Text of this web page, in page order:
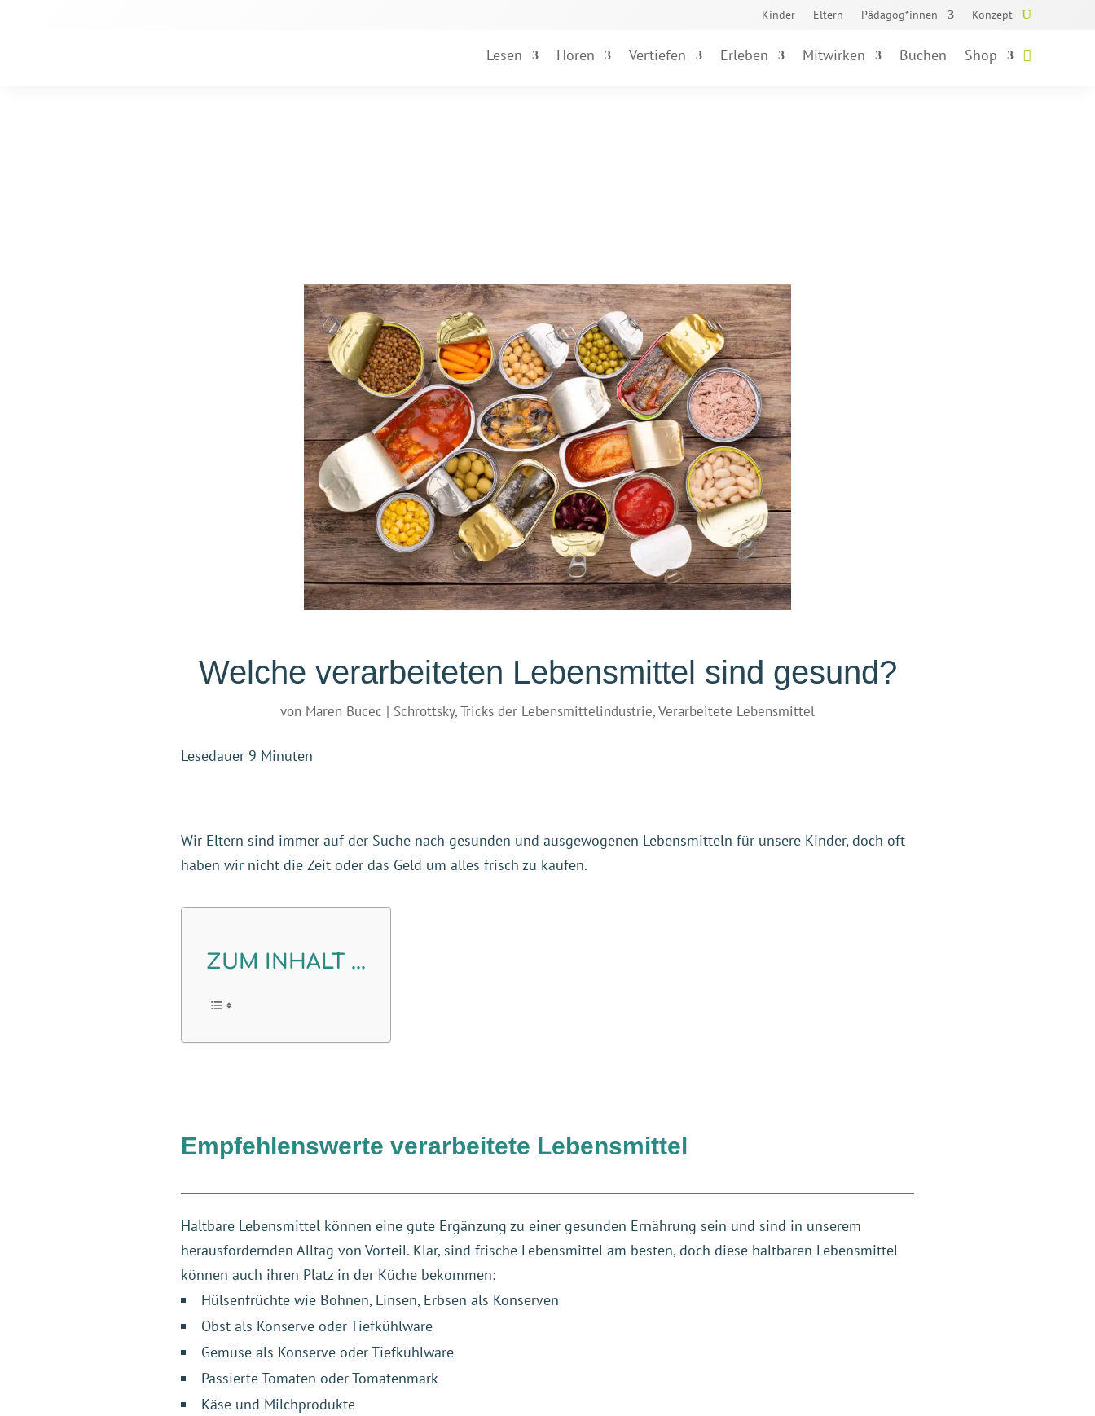
Kinder Eltern Pädagog*innen Konzept
Lesen Hören Vertiefen Erleben Mitwirken Buchen Shop
Welche verarbeiteten Lebensmittel sind gesund?
von Maren Bucec | Schrottsky,Tricks der Lebensmittelindustrie,Verarbeitete Lebensmittel
Lesedauer 9 Minuten
Wir Eltern sind immer auf der Suche nach gesunden und ausgewogenen Lebensmitteln für unsere Kinder, doch oft
haben wir nicht die Zeit oder das Geld um alles frisch zu kaufen.
ZUM INHALT ...
Empfehlenswerte verarbeitete Lebensmittel
Haltbare Lebensmittel können eine gute Ergänzung zu einer gesunden Ernährung sein und sind in unserem
herausfordernden Alltag von Vorteil. Klar, sind frische Lebensmittel am besten, doch diese haltbaren Lebensmittel
können auch ihren Platz in der Küche bekommen:
Hülsenfrüchte wie Bohnen, Linsen, Erbsen als Konserven
Obst als Konserve oder Tiefkühlware
Gemüse als Konserve oder Tiefkühlware
Passierte Tomaten oder Tomatenmark
Käse und Milchprodukte